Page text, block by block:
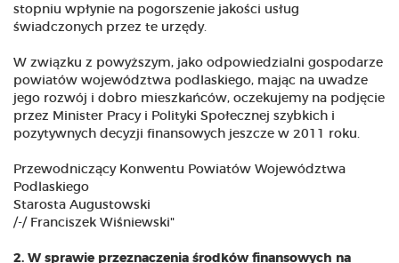
stopniu wpłynie na pogorszenie jakości usług
świadczonych przez te urzędy.
W związku z powyższym, jako odpowiedzialni gospodarze
powiatów województwa podlaskiego, mając na uwadze
jego rozwój i dobro mieszkańców, oczekujemy na podjęcie
przez Minister Pracy i Polityki Społecznej szybkich i
pozytywnych decyzji finansowych jeszcze w 2011 roku.
Przewodniczący Konwentu Powiatów Województwa
Podlaskiego
Starosta Augustowski
/-/ Franciszek Wiśniewski"
2. W sprawie przeznaczenia środków finansowych na